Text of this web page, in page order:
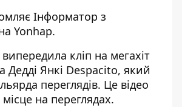
Інформатор з
Yonhap.
кліп на мегахіт
Дедді Янкі Despacito, який
переглядів. Це відео
на переглядах.